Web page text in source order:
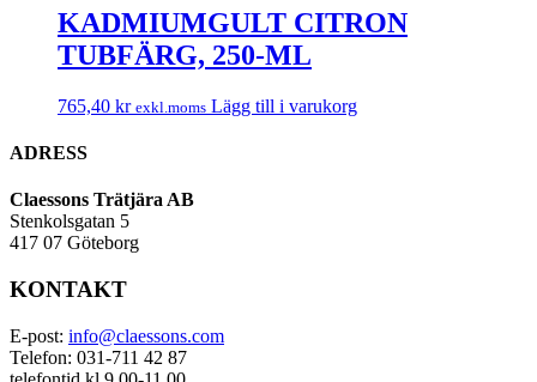
KADMIUMGULT CITRON
TUBFÄRG, 250-ML
765,40 kr exkl.moms Lägg till i varukorg
ADRESS
Claessons Trätjära AB
Stenkolsgatan 5
417 07 Göteborg
KONTAKT
E-post: info@claessons.com
Telefon: 031-711 42 87